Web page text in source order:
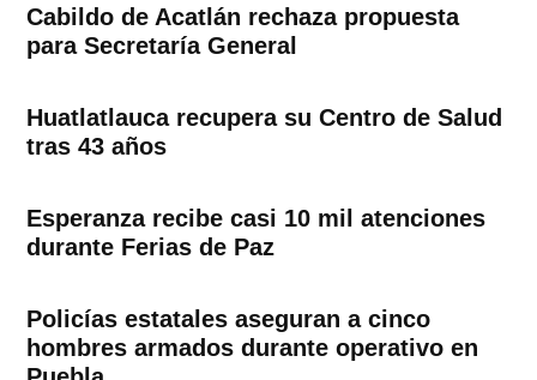
Cabildo de Acatlán rechaza propuesta
para Secretaría General
Huatlatlauca recupera su Centro de Salud
tras 43 años
Esperanza recibe casi 10 mil atenciones
durante Ferias de Paz
Policías estatales aseguran a cinco
hombres armados durante operativo en